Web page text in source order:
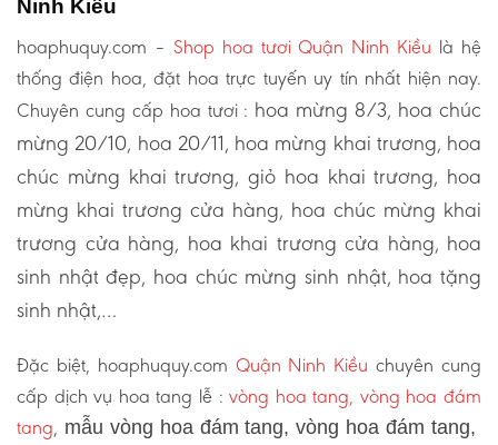
Ninh Kiều
hoaphuquy.com – Shop hoa tươi Quận Ninh Kiều là hệ
thống điện hoa, đặt hoa trực tuyến uy tín nhất hiện nay.
Chuyên cung cấp hoa tươi : hoa mừng 8/3, hoa chúc
mừng 20/10, hoa 20/11, hoa mừng khai trương, hoa
chúc mừng khai trương, giỏ hoa khai trương, hoa
mừng khai trương cửa hàng, hoa chúc mừng khai
trương cửa hàng, hoa khai trương cửa hàng, hoa
sinh nhật đẹp, hoa chúc mừng sinh nhật, hoa tặng
sinh nhật,…
Đặc biệt, hoaphuquy.com Quận Ninh Kiều chuyên cung
cấp dịch vụ hoa tang lễ :vòng hoa tang, vòng hoa đám
tang, mẫu vòng hoa đám tang, vòng hoa đám tang,